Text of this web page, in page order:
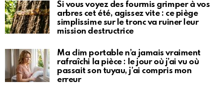
Si vous voyez des fourmis grimper à vos
arbres cet été, agissez vite : ce piège
simplissime sur le tronc va ruiner leur
mission destructrice
Ma clim portable n’a jamais vraiment
rafraîchi la pièce : le jour où j’ai vu où
passait son tuyau, j’ai compris mon
erreur